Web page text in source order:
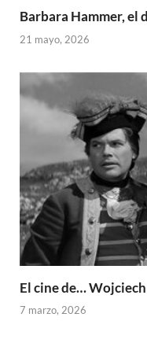
Barbara Hammer, el
21 mayo, 2026
El cine de… Wojciech
7 marzo, 2026